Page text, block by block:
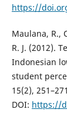
https://
Maulana, R.,
R. J. (2012).
Indonesian
student
15(2),
DOI: https://